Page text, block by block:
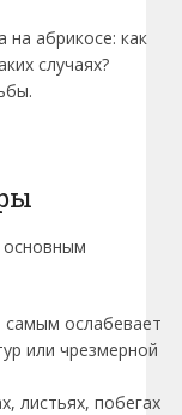
на абрикосе: как
случаях?
основным
самым ослабевает
или чрезмерной
листьях, побегах